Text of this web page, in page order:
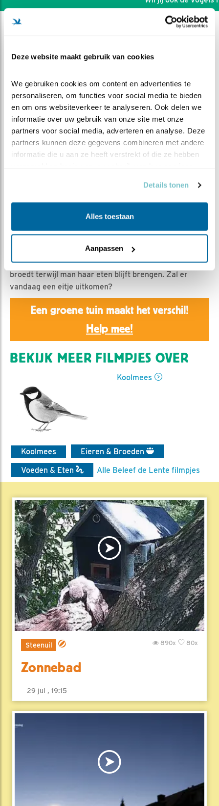
Deze website maakt gebruik van cookies
We gebruiken cookies om content en advertenties te
personaliseren, om functies voor social media te bieden
en om ons websiteverkeer te analyseren. Ook delen we
informatie over uw gebruik van onze site met onze
partners voor social media, adverteren en analyse. Deze
partners kunnen deze gegevens combineren met andere
informatie die u aan ze heeft verstrekt of die ze hebben
Details tonen
Alles toestaan
Aanpassen
Laatste loodjes
Esther Heideveld | Geplaatst op 1 mei 2021, 11:35 |
Vind ik leuk| Bewaar dit filmpje|
662x
Een dezer dagen is het zover! We kunnen niet wachten
en de tijd lijkt zo langzaam te gaan. Vrouw koolmees
broedt terwijl man haar eten blijft brengen. Zal er
vandaag een eitje uitkomen?
Een groene tuin maakt het verschil!
Help mee!
BEKIJK MEER FILMPJES OVER
Koolmees
Koolmees
Eieren & Broeden
Voeden & Eten
Alle Beleef de Lente filmpjes
Steenuil 80x
890x
Zonnebad
29 jul , 19:15